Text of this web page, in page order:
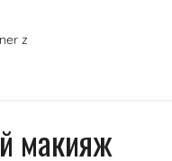
z
макияж